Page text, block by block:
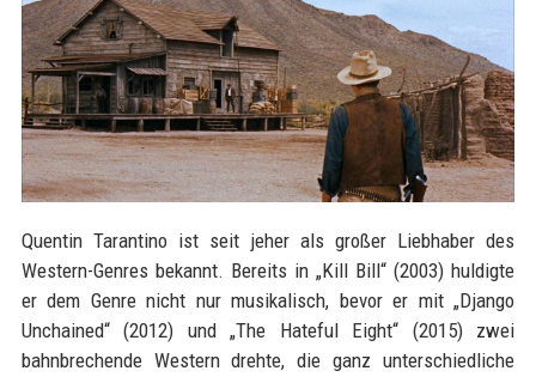
Quentin Tarantino ist seit jeher als großer Liebhaber des
Western-Genres bekannt. Bereits in „Kill Bill“ (2003) huldigte
er dem Genre nicht nur musikalisch, bevor er mit „Django
Unchained“ (2012) und „The Hateful Eight“ (2015) zwei
bahnbrechende Western drehte, die ganz unterschiedliche